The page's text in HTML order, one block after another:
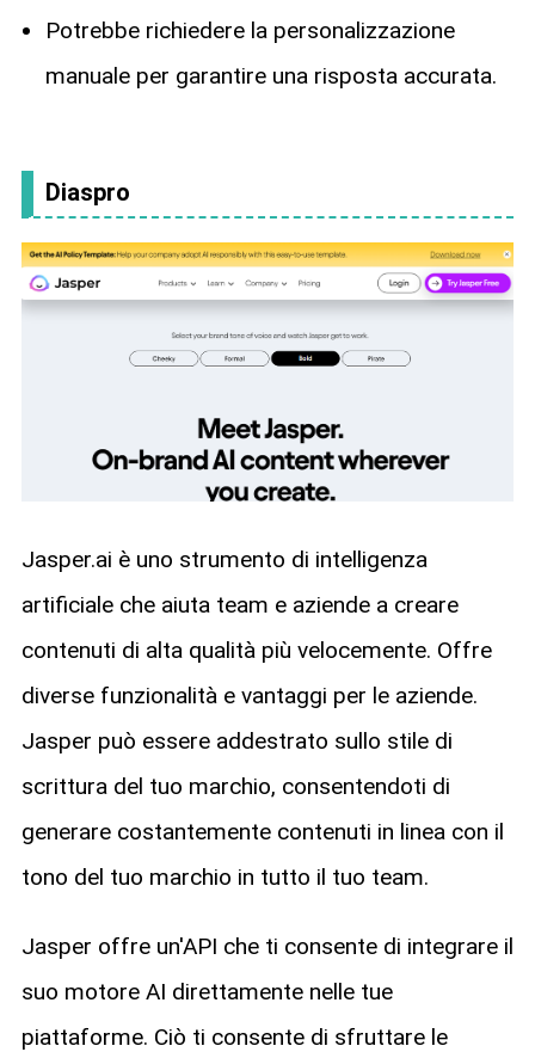
Potrebbe richiedere la personalizzazione
manuale per garantire una risposta accurata.
Diaspro
Jasper.ai è uno strumento di intelligenza
artificiale che aiuta team e aziende a creare
contenuti di alta qualità più velocemente. Offre
diverse funzionalità e vantaggi per le aziende.
Jasper può essere addestrato sullo stile di
scrittura del tuo marchio, consentendoti di
generare costantemente contenuti in linea con il
tono del tuo marchio in tutto il tuo team.
Jasper offre un'API che ti consente di integrare il
suo motore AI direttamente nelle tue
piattaforme. Ciò ti consente di sfruttare le